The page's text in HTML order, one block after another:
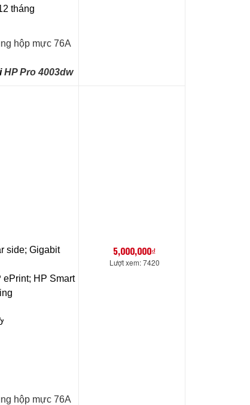
tháng
hộp mực 76A
HP Pro 4003dw
side; Gigabit
HP Smart
hộp mực 76A
5,000,000₫
Lượt xem: 7420